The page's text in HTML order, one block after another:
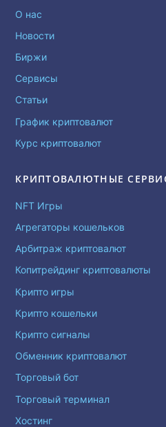
О нас
Новости
Биржи
Сервисы
Статьи
График криптовалют
Курс криптовалют
КРИПТОВАЛЮТНЫЕ
NFT Игры
Агрегаторы кошельков
Арбитраж криптовалют
Копитрейдинг криптовалюты
Крипто игры
Крипто кошельки
Крипто сигналы
Обменник криптовалют
Торговый бот
Торговый терминал
Хостинг